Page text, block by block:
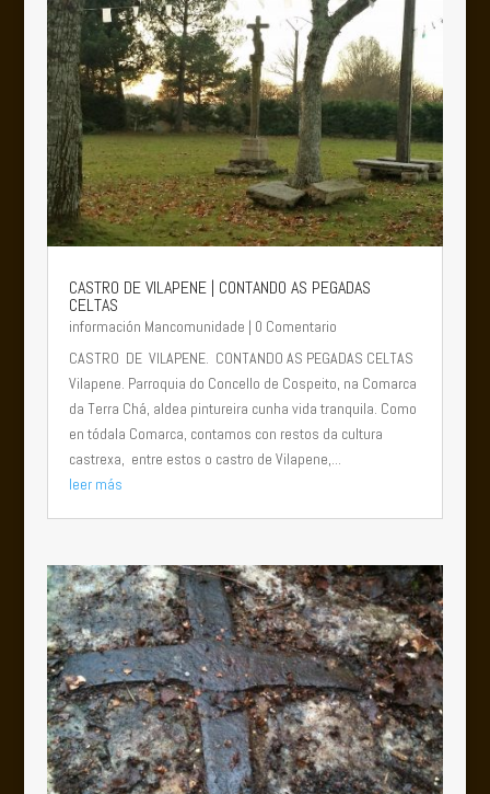
CASTRO DE VILAPENE | CONTANDO AS PEGADAS
CELTAS
información Mancomunidade | 0 Comentario
CASTRO DE VILAPENE. CONTANDO AS PEGADAS CELTAS
Vilapene. Parroquia do Concello de Cospeito, na Comarca
da Terra Chá, aldea pintureira cunha vida tranquila. Como
en tódala Comarca, contamos con restos da cultura
castrexa, entre estos o castro de Vilapene,...
leer más